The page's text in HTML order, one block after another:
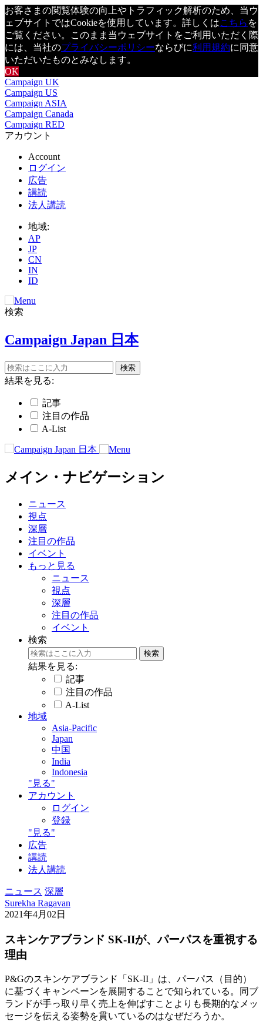
お客さまの閲覧体験の向上やトラフィック解析のため、当ウ
ェブサイトではCookieを使用しています。詳しくはこちら を
ご覧ください。このまま当ウェブサイトをご利用いただく際
には、当社のプライバシーポリシーならびに利用規約に同意
いただいたものとみなします。
OK
Campaign UK
Campaign US
Campaign ASIA
Campaign Canada
Campaign RED
アカウント
Account
ログイン
広告
講読
法人講読
地域:
AP
JP
CN
IN
ID
検索
Campaign Japan 日本
結果を見る:
記事
注目の作品
A-List
メイン・ナビゲーション
ニュース
視点
深層
注目の作品
イベント
もっと見る
ニュース
視点
深層
注目の作品
イベント
検索
結果を見る:
記事
注目の作品
A-List
地域
Asia-Pacific
Japan
中国
India
Indonesia
"見る"
アカウント
ログイン
登録
"見る"
広告
講読
法人講読
ニュース 深層
Surekha Ragavan
2021年4月02日
スキンケアブランド SK-IIが、パーパスを重視する
理由
P&Gのスキンケアブランド「SK-II」は、パーパス（目的）
に基づくキャンペーンを展開することで知られている。同ブ
ランドが手っ取り早く売上を伸ばすことよりも長期的なメッ
セージを伝える姿勢を貫いているのはなぜだろうか。